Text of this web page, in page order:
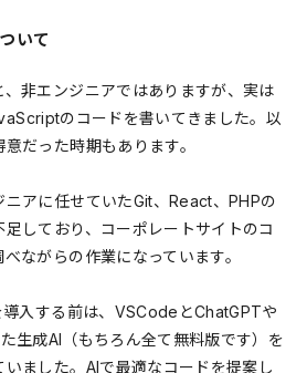
いて
非エンジニアではありますが、実は
のコードを書いてきました。以
だった時期もあります。
ニアに任せていたGit、React、PHPの
しており、コーポレートサイトのコ
ながらの作業になっています。
入する前は、VSCodeとChatGPTや
生成AI（もちろん全て無料版です）を
ました。AIで最適なコードを提案し